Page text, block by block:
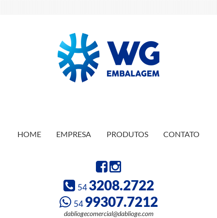
HOME EMPRESA PRODUTOS CONTATO
543208.2722
5499307.7212
dabliogecomercial@dablioge.com